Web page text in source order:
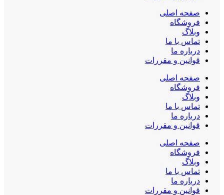
صفحه اصلی
فروشگاه
وبلاگ
تماس با ما
درباره ما
قوانین و مقررات
صفحه اصلی
فروشگاه
وبلاگ
تماس با ما
درباره ما
قوانین و مقررات
صفحه اصلی
فروشگاه
وبلاگ
تماس با ما
درباره ما
قوانین و مقررات